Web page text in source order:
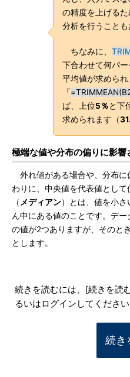
の精度を上げる
分析を行うことも
ちなみに、
下合わせて何パ
平均値が求めら
「
ば、上位5％と下
求められます（
極端な値や分布の偏りに影響
外れ値がある場合や、分布に
わりに、中央値を代表値として
（ メディアン）とは、値を小
ん中にある値のことです。デ
の値が2つありますが、そのと
とします。
続きを読むには、[続きを読
るいはログインしてください
続き